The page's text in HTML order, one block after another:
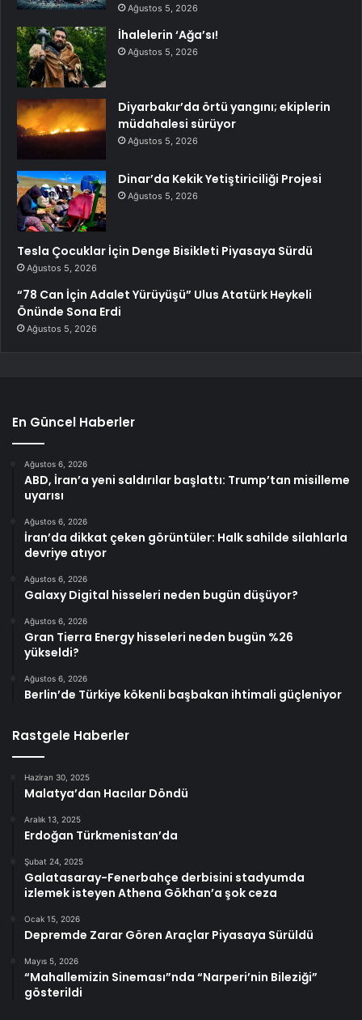
Ağustos 5, 2026
İhalelerin ‘Ağa’sı!
Ağustos 5, 2026
Diyarbakır’da örtü yangını; ekiplerin
müdahalesi sürüyor
Ağustos 5, 2026
Dinar’da Kekik Yetiştiriciliği Projesi
Ağustos 5, 2026
Tesla Çocuklar İçin Denge Bisikleti Piyasaya Sürdü
Ağustos 5, 2026
“78 Can İçin Adalet Yürüyüşü” Ulus Atatürk Heykeli
Önünde Sona Erdi
Ağustos 5, 2026
En Güncel Haberler
Ağustos 6, 2026
ABD, İran’a yeni saldırılar başlattı: Trump’tan misilleme
uyarısı
Ağustos 6, 2026
İran’da dikkat çeken görüntüler: Halk sahilde silahlarla
devriye atıyor
Ağustos 6, 2026
Galaxy Digital hisseleri neden bugün düşüyor?
Ağustos 6, 2026
Gran Tierra Energy hisseleri neden bugün %26
yükseldi?
Ağustos 6, 2026
Berlin’de Türkiye kökenli başbakan ihtimali güçleniyor
Rastgele Haberler
Haziran 30, 2025
Malatya’dan Hacılar Döndü
Aralık 13, 2025
Erdoğan Türkmenistan’da
Şubat 24, 2025
Galatasaray-Fenerbahçe derbisini stadyumda
izlemek isteyen Athena Gökhan’a şok ceza
Ocak 15, 2026
Depremde Zarar Gören Araçlar Piyasaya Sürüldü
Mayıs 5, 2026
“Mahallemizin Sineması”nda “Narperi’nin Bileziği”
gösterildi